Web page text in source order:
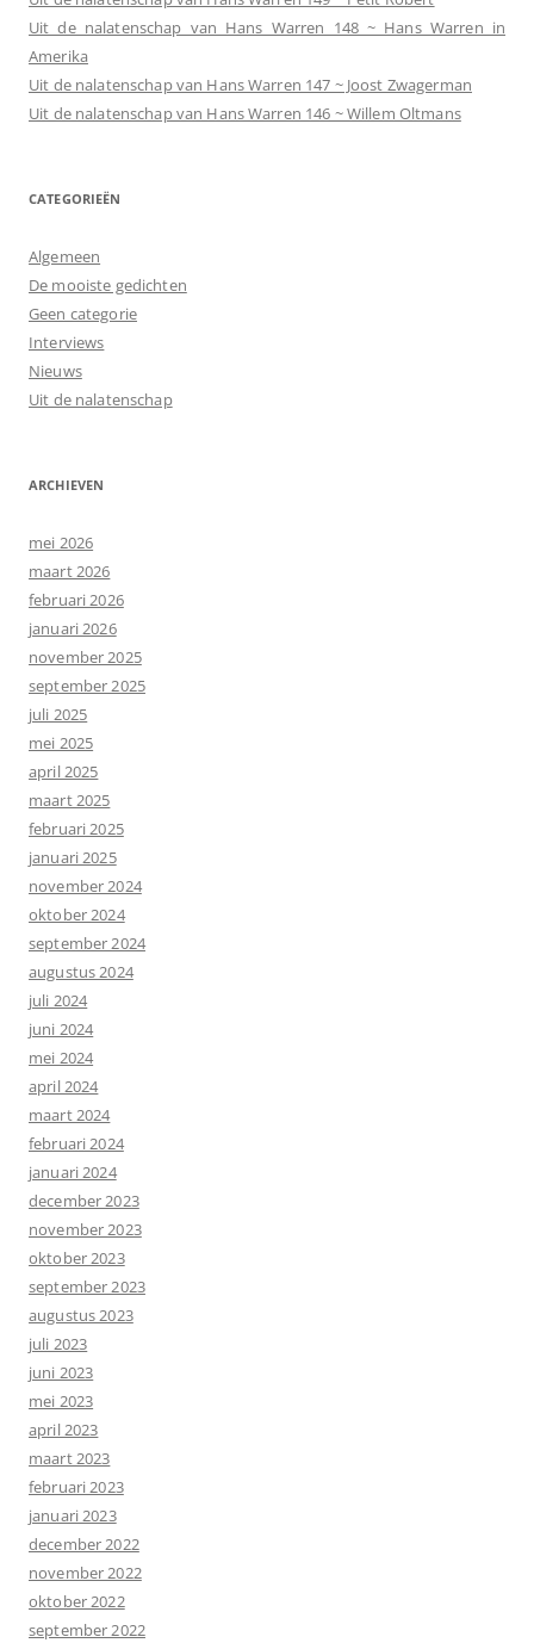
Uit de nalatenschap van Hans Warren 148 ~ Hans Warren in
Amerika
Uit de nalatenschap van Hans Warren 147 ~ Joost Zwagerman
Uit de nalatenschap van Hans Warren 146 ~ Willem Oltmans
CATEGORIEËN
Algemeen
De mooiste gedichten
Geen categorie
Interviews
Nieuws
Uit de nalatenschap
ARCHIEVEN
mei 2026
maart 2026
februari 2026
januari 2026
november 2025
september 2025
juli 2025
mei 2025
april 2025
maart 2025
februari 2025
januari 2025
november 2024
oktober 2024
september 2024
augustus 2024
juli 2024
juni 2024
mei 2024
april 2024
maart 2024
februari 2024
januari 2024
december 2023
november 2023
oktober 2023
september 2023
augustus 2023
juli 2023
juni 2023
mei 2023
april 2023
maart 2023
februari 2023
januari 2023
december 2022
november 2022
oktober 2022
september 2022